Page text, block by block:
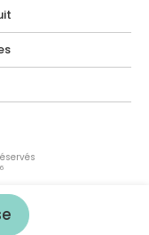
ayant autorisés Naissance.fr